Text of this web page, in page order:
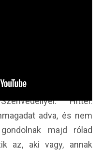
Hittel.
adva, és nem
majd rólad
az, aki vagy, annak